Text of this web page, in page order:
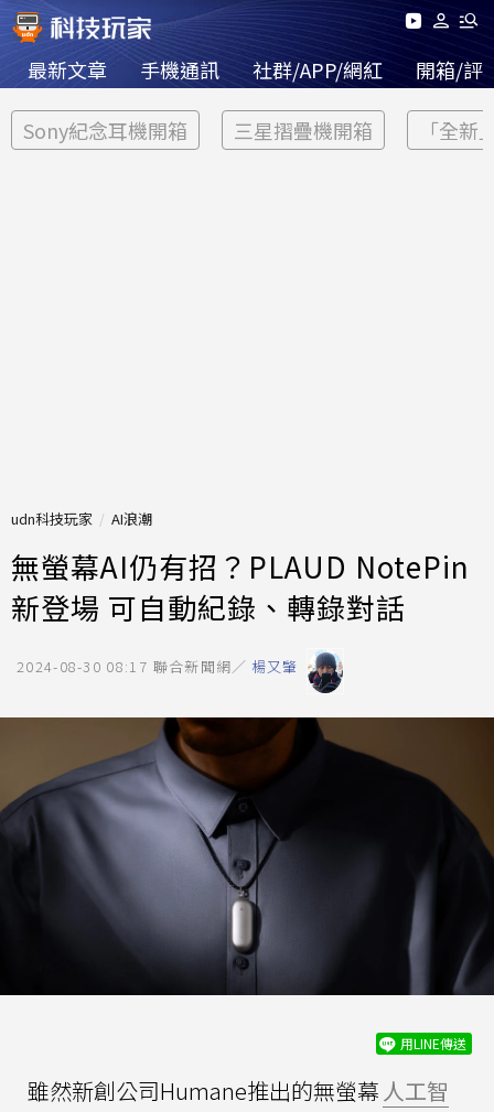
最新文章 手機通訊 社群/APP/網紅 開箱/評
Sony紀念耳機開箱 三星摺疊機開箱 「全新
udn科技玩家 AI浪潮
無螢幕AI仍有招？PLAUD NotePin
新登場 可自動紀錄、轉錄對話
2024-08-30 08:17 聯合新聞網／ 楊又肇
用LINE傳送
雖然新創公司Humane推出的無螢幕 人工智